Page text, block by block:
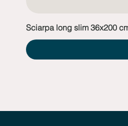
Sciarpa long slim 36x200